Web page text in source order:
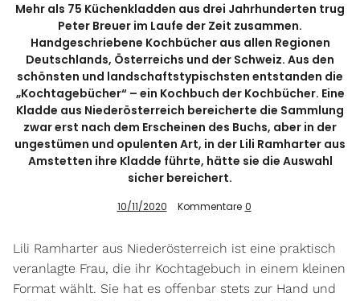
Info
Mehr als 75 Küchenkladden aus drei Jahrhunderten trug
Peter Breuer im Laufe der Zeit zusammen.
Handgeschriebene Kochbücher aus allen Regionen
Deutschlands, Österreichs und der Schweiz. Aus den
schönsten und landschaftstypischsten entstanden die
„Kochtagebücher“ – ein Kochbuch der Kochbücher. Eine
Kladde aus Niederösterreich bereicherte die Sammlung
zwar erst nach dem Erscheinen des Buchs, aber in der
ungestümen und opulenten Art, in der Lili Ramharter aus
Amstetten ihre Kladde führte, hätte sie die Auswahl
sicher bereichert.
10/11/2020 Kommentare 0
Lili Ramharter aus Niederösterreich ist eine praktisch
veranlagte Frau, die ihr Kochtagebuch in einem kleinen
Format wählt. Sie hat es offenbar stets zur Hand und